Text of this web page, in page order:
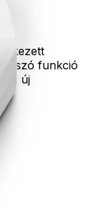
jelszó funkció
az új